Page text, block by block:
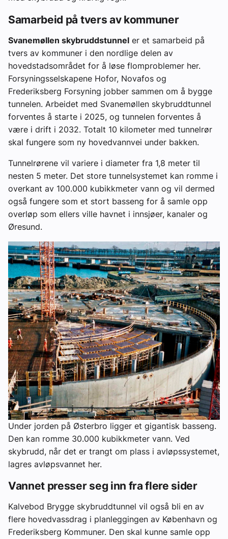
Samarbeid på tvers av kommuner
Svanemøllen skybruddstunnel er et samarbeid på
tvers av kommuner i den nordlige delen av
hovedstadsområdet for å løse flomproblemer her.
Forsyningsselskapene Hofor, Novafos og
Frederiksberg Forsyning jobber sammen om å bygge
tunnelen. Arbeidet med Svanemøllen skybruddtunnel
forventes å starte i 2025, og tunnelen forventes å
være i drift i 2032. Totalt 10 kilometer med tunnelrør
skal fungere som ny hovedvannvei under bakken.
Tunnelrørene vil variere i diameter fra 1,8 meter til
nesten 5 meter. Det store tunnelsystemet kan romme i
overkant av 100.000 kubikkmeter vann og vil dermed
også fungere som et stort basseng for å samle opp
overløp som ellers ville havnet i innsjøer, kanaler og
Øresund.
Under jorden på Østerbro ligger et gigantisk basseng.
Den kan romme 30.000 kubikkmeter vann. Ved
skybrudd, når det er trangt om plass i avløpssystemet,
lagres avløpsvannet her.
Vannet presser seg inn fra flere sider
Kalvebod Brygge skybruddtunnel vil også bli en av
flere hovedvassdrag i planleggingen av København og
Frederiksberg Kommuner. Den skal kunne samle opp